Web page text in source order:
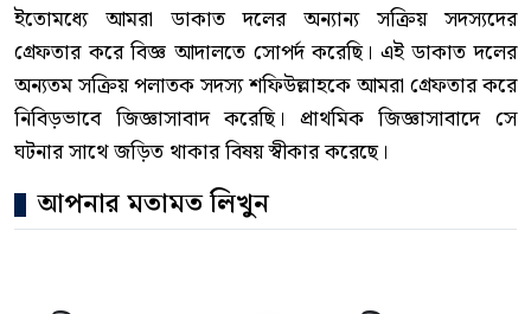
ইতোমধ্যে আমরা ডাকাত দলের অন্যান্য সক্রিয় সদস্যদের
গ্রেফতার করে বিজ্ঞ আদালতে সোপর্দ করেছি। এই ডাকাত দলের
অন্যতম সক্রিয় পলাতক সদস্য শফিউল্লাহকে আমরা গ্রেফতার করে
নিবিড়ভাবে জিজ্ঞাসাবাদ করেছি। প্রাথমিক জিজ্ঞাসাবাদে সে
ঘটনার সাথে জড়িত থাকার বিষয় স্বীকার করেছে।
আপনার মতামত লিখুন